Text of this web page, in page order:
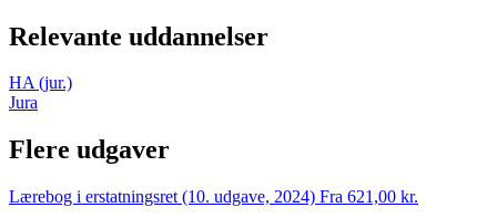
Relevante uddannelser
HA (jur.)
Jura
Flere udgaver
Lærebog i erstatningsret (10. udgave, 2024) Fra 621,00 kr.